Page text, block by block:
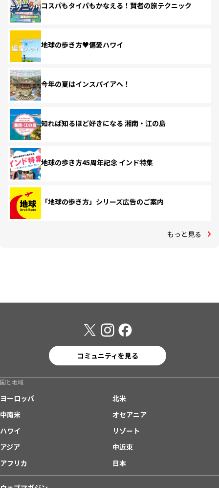
コスパもタイパもかなえる！賢者の旅テクニック
地球の歩き方♥偏愛ハワイ
今年の夏はインスパイアへ！
知れば知るほど好きになる 湘南・江の島
地球の歩き方45周年記念 インド特集
「地球の歩き方」シリーズ広告のご案内
もっと見る
コミュニティを見る
国と地域
ヨーロッパ
北米
中南米
オセアニア
ハワイ
リゾート
アジア
中近東
アフリカ
日本